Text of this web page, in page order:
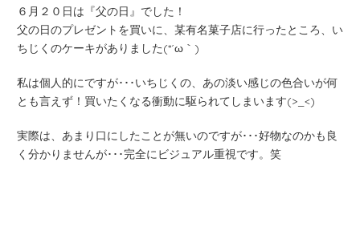
６月２０日は『父の日』でした！
父の日のプレゼントを買いに、某有名菓子店に行ったところ、い
ちじくのケーキがありました(*´ω｀)
私は個人的にですが･･･いちじくの、あの淡い感じの色合いが何
とも言えず！買いたくなる衝動に駆られてしまいます(>_<)
実際は、あまり口にしたことが無いのですが･･･好物なのかも良
く分かりませんが･･･完全にビジュアル重視です。笑